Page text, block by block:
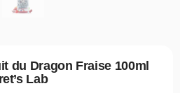
du Dragon Fraise 100ml
Lab